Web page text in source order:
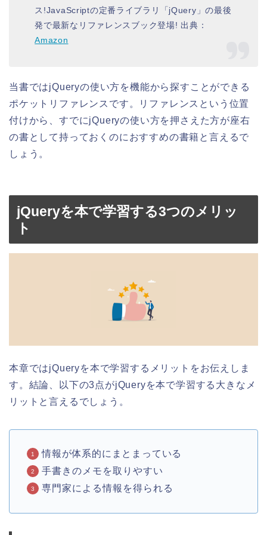
ス!JavaScriptの定番ライブラリ「jQuery」の最後
発で最新なリファレンスブック登場! 出典：
Amazon
当書ではjQueryの使い方を機能から探すことができる
ポケットリファレンスです。リファレンスという位置
付けから、すでにjQueryの使い方を押さえた方が座右
の書として持っておくのにおすすめの書籍と言えるで
しょう。
jQueryを本で学習する3つのメリッ
ト
本章ではjQueryを本で学習するメリットをお伝えしま
す。結論、以下の3点がjQueryを本で学習する大きなメ
リットと言えるでしょう。
情報が体系的にまとまっている
手書きのメモを取りやすい
専門家による情報を得られる